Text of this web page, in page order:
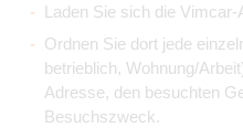
Laden Sie sich die
Ordnen Sie dort jede
betrieblich, Wohnung/
Adresse, den besuchten
Besuchszweck.